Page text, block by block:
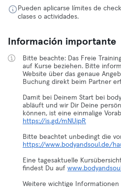
Pueden aplicarse límites de
clases o actividades.
Información importante
Bitte beachte: Das Freie
auf Kurse beziehen. Bitte
Website über das genaue
Buchung direkt beim Partner
Damit bei Deinem Start bei
abläuft und wir Dir Deine
https://is.gd/mNUipR
Bitte beachtet unbedingt die
https://www.bodyandsoul.de/
Eine tagesaktuelle
findest Du auf
Weitere wichtige